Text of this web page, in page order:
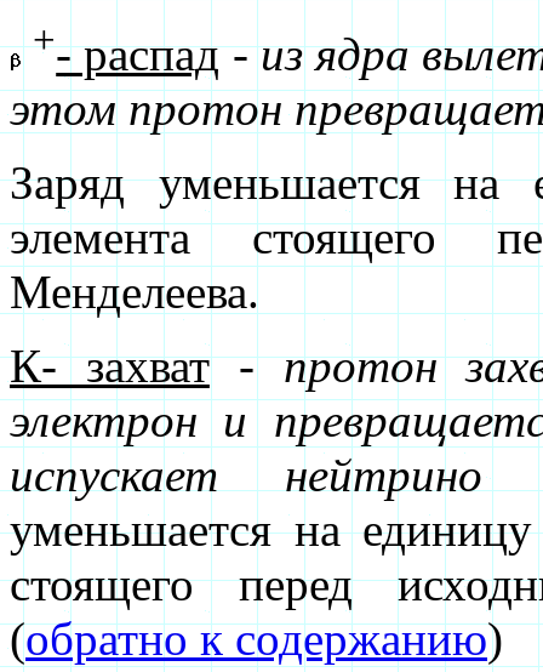
+- распад-из ядра
этом протон
Заряд уменьшается на
элемента стоящего
Менделеева.
К- захват-протон
электрон и
испускает
уменьшается на
стоящего перед
(обратно к содержанию)